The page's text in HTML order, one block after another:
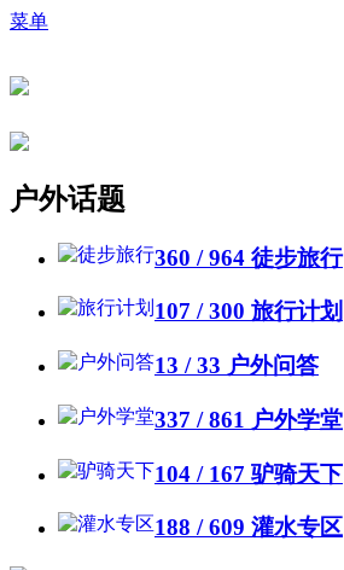
菜单
户外话题
360 / 964 徒步旅行
107 / 300 旅行计划
13 / 33 户外问答
337 / 861 户外学堂
104 / 167 驴骑天下
188 / 609 灌水专区